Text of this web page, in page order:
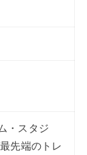
・スタジ
先端のトレ